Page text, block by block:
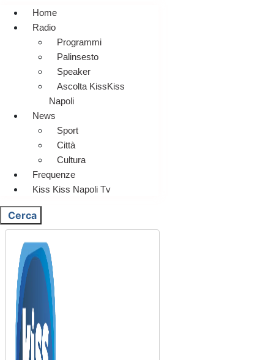
Home
Radio
Programmi
Palinsesto
Speaker
Ascolta KissKiss
Napoli
News
Sport
Città
Cultura
Frequenze
Kiss Kiss Napoli Tv
Cerca